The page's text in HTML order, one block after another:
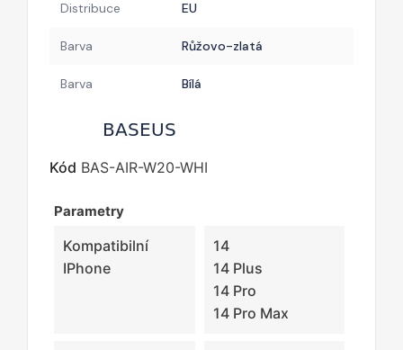
Distribuce EU
Barva Růžovo-zlatá
Barva Bílá
Kód BAS-AIR-W20-WHI
Parametry
Kompatibilní
IPhone
14
14 Plus
14 Pro
14 Pro Max